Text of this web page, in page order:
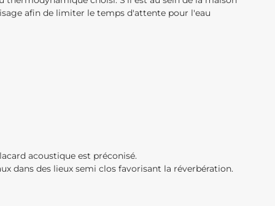
afin de limiter le temps d'attente pour l'eau
acoustique est préconisé.
dans des lieux semi clos favorisant la réverbération.